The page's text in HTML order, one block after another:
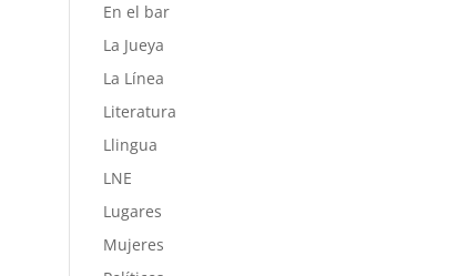
En el bar
La Jueya
La Línea
Literatura
Llingua
LNE
Lugares
Mujeres